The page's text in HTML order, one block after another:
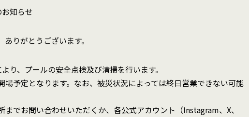
知らせ
りがとうございます。
、プールの安全点検及び清掃を行います。
予定となります。なお、被災状況によっては終日営業できない可能
でお問い合わせいただくか、各公式アカウント（Instagram、X、